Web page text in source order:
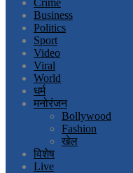
Crime
Business
Politics
Sport
Video
Viral
World
धर्म
मनोरंजन
Bollywood
Fashion
खेल
विशेष
Live